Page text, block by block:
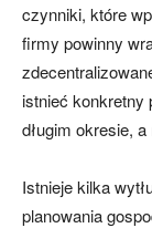
czynniki, które
firmy powinny
istnieć konkretny
długim okresie,
Istnieje kilka
planowania